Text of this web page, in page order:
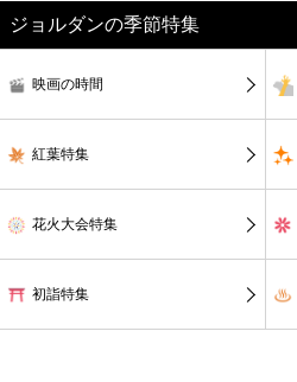
ジョルダンの季節特集
映画の時間
紅葉特集
花火大会特集
初詣特集